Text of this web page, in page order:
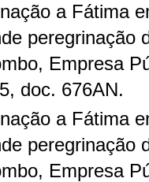
a Fátima
peregrinação
Empresa
doc. 676AN.
a Fátima
peregrinação
Empresa